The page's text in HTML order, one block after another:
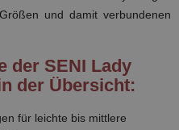
und damit verbundenen
der SENI Lady
der Übersicht:
für leichte bis mittlere